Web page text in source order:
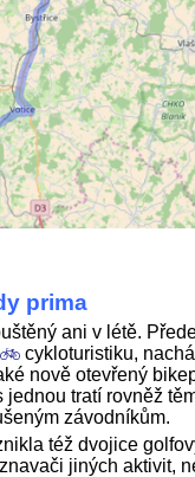
prima
ani v létě.
cykloturistiku,
nově otevřený
jednou tratí rovněž
závodníkům.
též dvojice
jiných aktivit,